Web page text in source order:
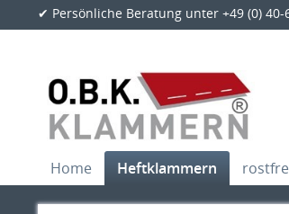
✔ Persönliche Beratung unter +49 (0) 40-
Home Heftklammern